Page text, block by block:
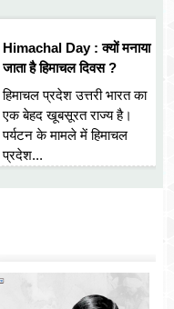
Himachal Day : क्यों मनाया
जाता है हिमाचल दिवस ?
हिमाचल प्रदेश उत्तरी भारत का
एक बेहद खूबसूरत राज्य है।
पर्यटन के मामले में हिमाचल
प्रदेश...